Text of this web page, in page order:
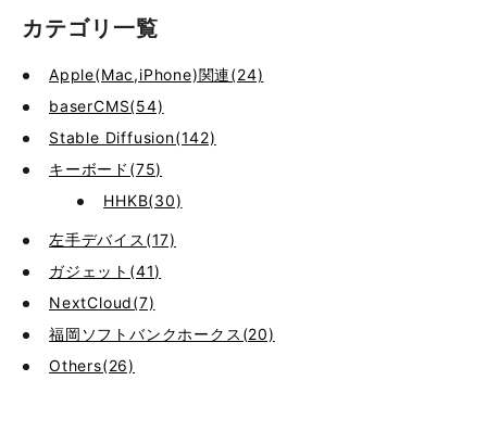
カテゴリ一覧
Apple(Mac,iPhone)関連(24)
baserCMS(54)
Stable Diffusion(142)
キーボード(75)
HHKB(30)
左手デバイス(17)
ガジェット(41)
NextCloud(7)
福岡ソフトバンクホークス(20)
Others(26)